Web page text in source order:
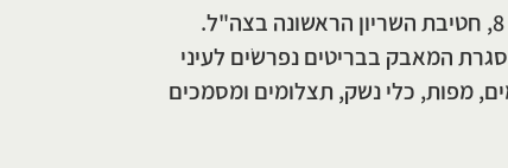
המאבק בבריטים נפרשֹים לעיני
מפות, כלי נשק, תצלומים ומסמכים